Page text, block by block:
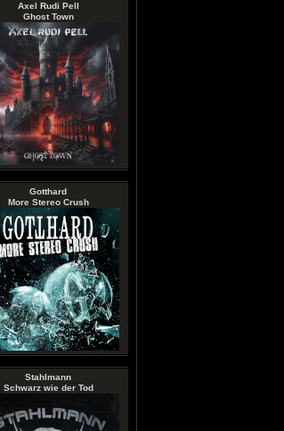
Axel Rudi Pell
Ghost Town
Gotthard
More Stereo Crush
Stahlmann
Schwarz wie der Tod